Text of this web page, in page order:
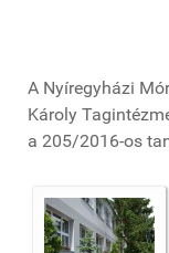
A Nyíregyházi
Károly
a 205/2016-os